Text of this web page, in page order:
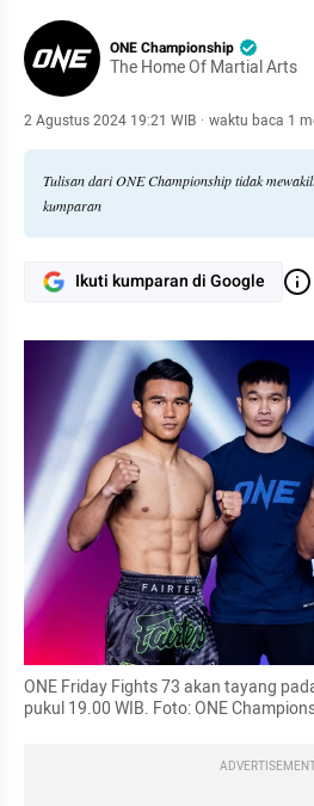
ONE Championship
The Home Of Martial Arts
2 Agustus 2024 19:21 WIB · waktu baca 1
Tulisan dari ONE Championship tidak
kumparan
Ikuti kumparan di Google
ONE Friday Fights 73 akan tayang
pukul 19.00 WIB. Foto: ONE